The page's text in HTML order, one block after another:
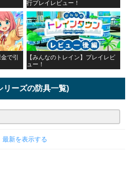
行プレイレビュー！
で引
【みんなのトレイン】プレイレビ
ュー！
リーズの防具一覧)
最新を表示する